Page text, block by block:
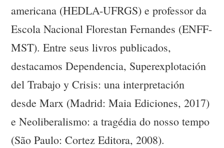
americana (HEDLA-UFRGS) e professor da
Escola Nacional Florestan Fernandes (ENFF-
MST). Entre seus livros publicados,
destacamos Dependencia, Superexplotación
del Trabajo y Crisis: una interpretación
desde Marx (Madrid: Maia Ediciones, 2017)
e Neoliberalismo: a tragédia do nosso tempo
(São Paulo: Cortez Editora, 2008).